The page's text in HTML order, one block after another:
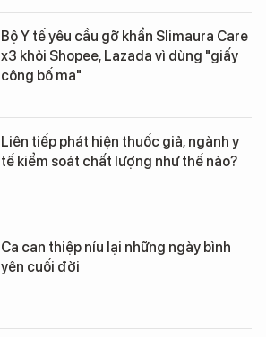
Bộ Y tế yêu cầu gỡ khẩn Slimaura Care
x3 khỏi Shopee, Lazada vì dùng "giấy
công bố ma"
Liên tiếp phát hiện thuốc giả, ngành y
tế kiểm soát chất lượng như thế nào?
Ca can thiệp níu lại những ngày bình
yên cuối đời